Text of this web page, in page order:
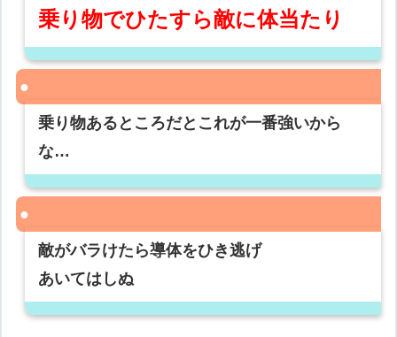
乗り物でひたすら敵に体当たり
乗り物あるところだとこれが一番強いから
な…
敵がバラけたら導体をひき逃げ
あいてはしぬ